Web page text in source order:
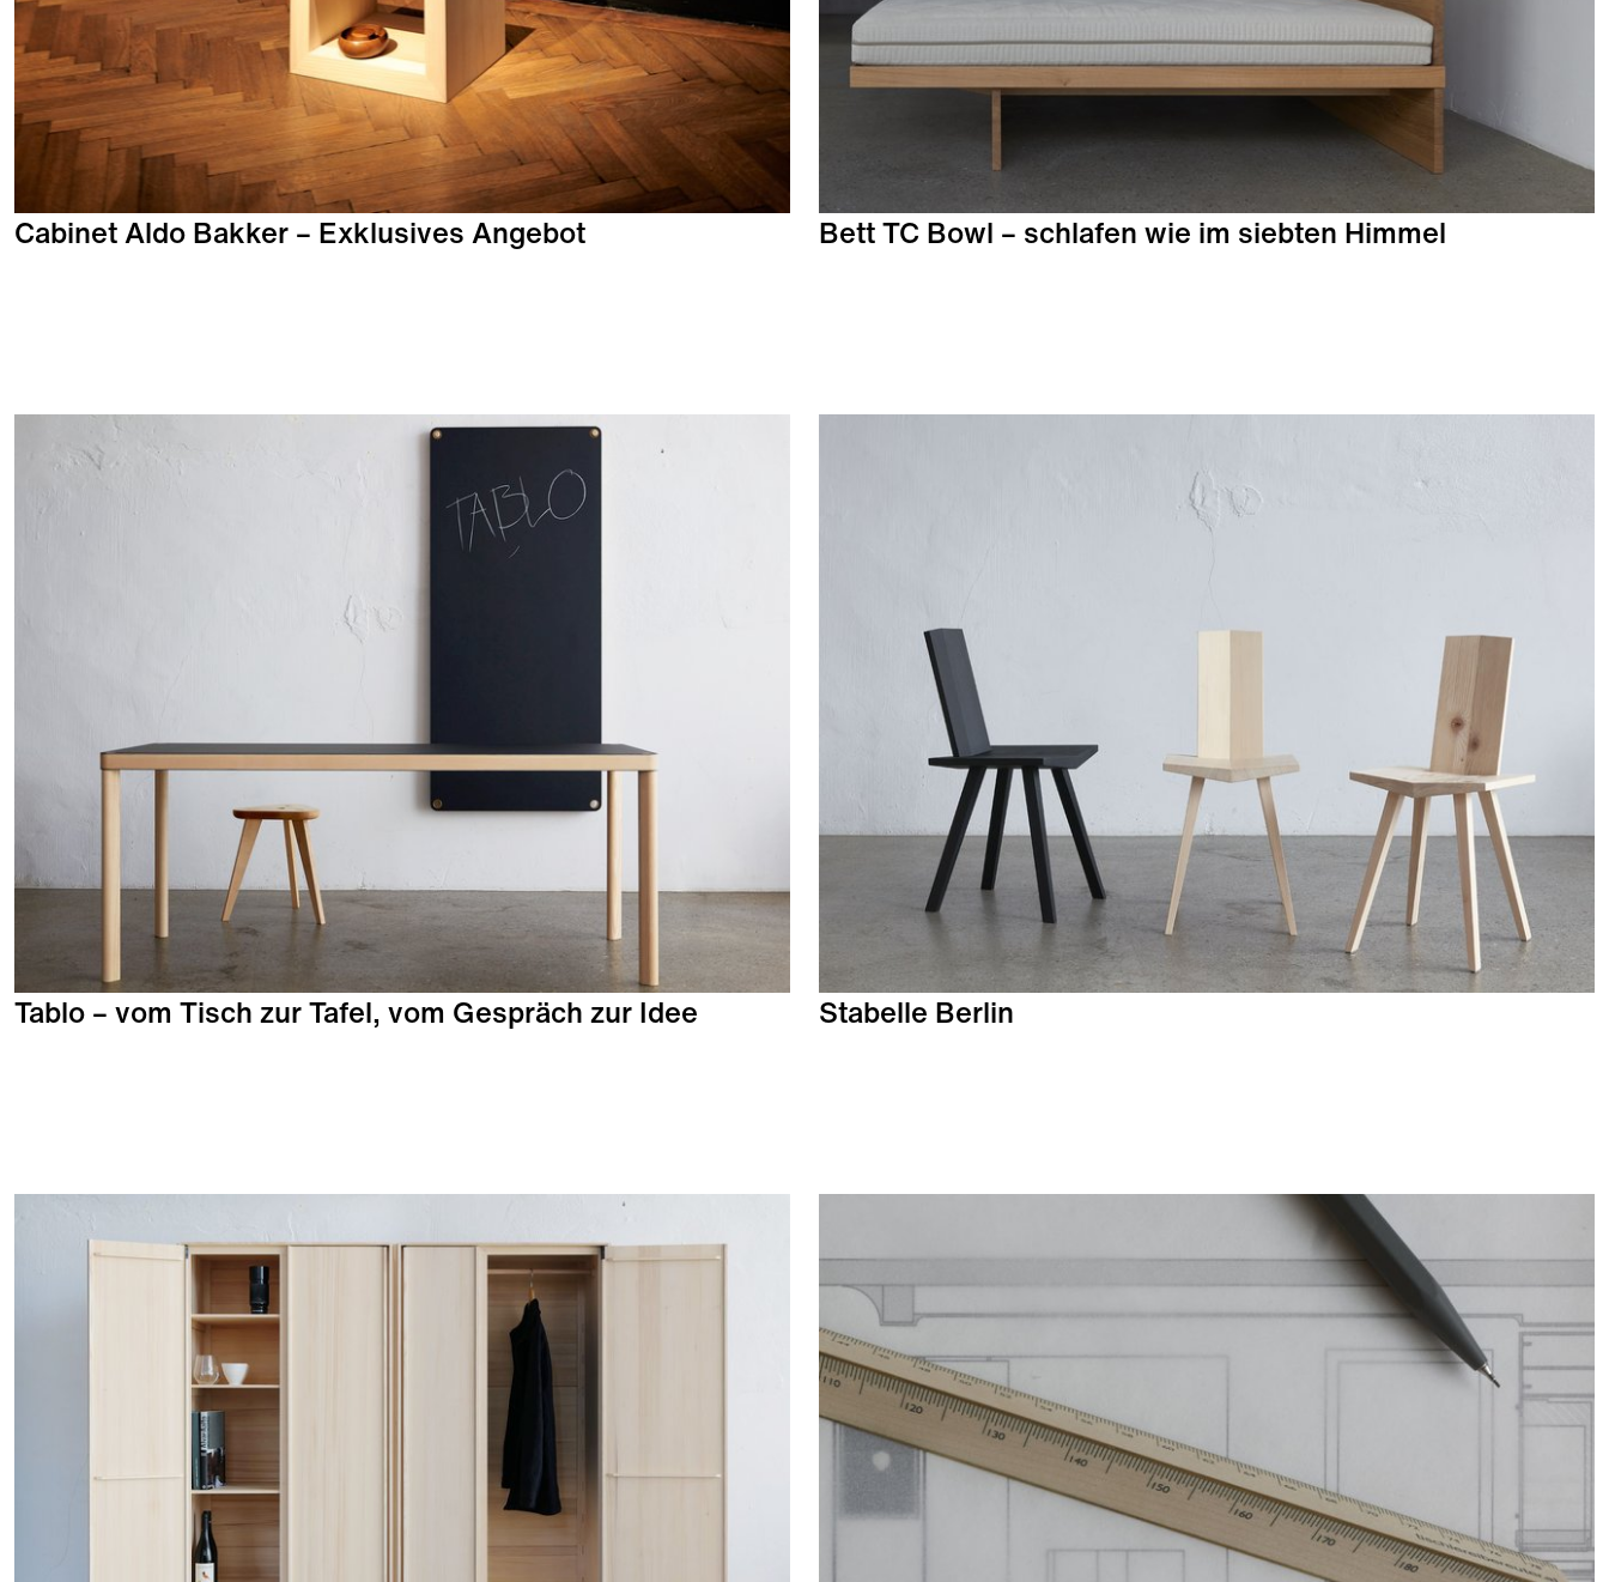
Cabinet Aldo Bakker – Exklusives Angebot Bett TC Bowl – schlafen wie im siebten Himmel
Tablo – vom Tisch zur Tafel, vom Gespräch zur Idee Stabelle Berlin